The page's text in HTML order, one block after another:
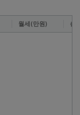
월세(만원) 층